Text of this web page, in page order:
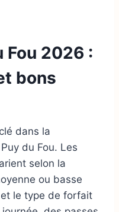
Fou 2026 :
bons
dans la
du Fou. Les
selon la
ou basse
et le type de forfait